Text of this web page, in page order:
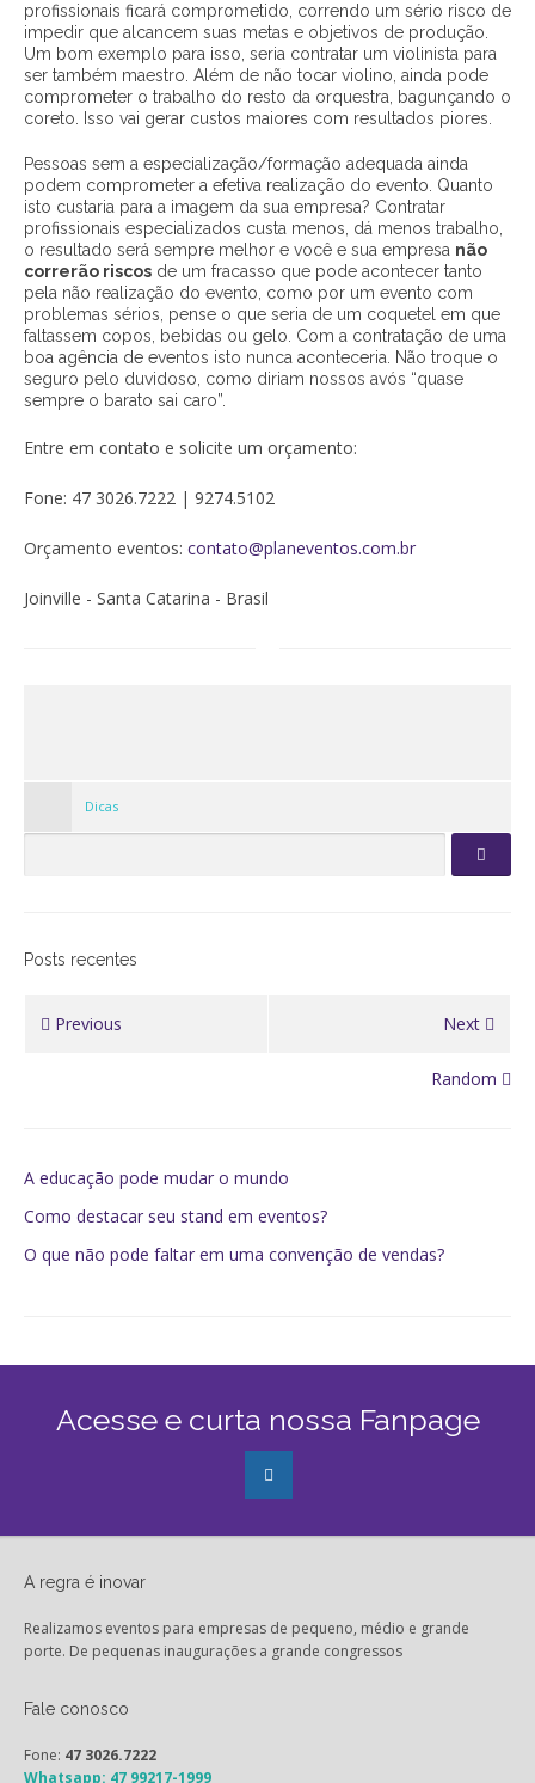
profissionais ficará comprometido, correndo um sério risco de
impedir que alcancem suas metas e objetivos de produção.
Um bom exemplo para isso, seria contratar um violinista para
ser também maestro. Além de não tocar violino, ainda pode
comprometer o trabalho do resto da orquestra, bagunçando o
coreto. Isso vai gerar custos maiores com resultados piores.
Pessoas sem a especialização/formação adequada ainda
podem comprometer a efetiva realização do evento. Quanto
isto custaria para a imagem da sua empresa? Contratar
profissionais especializados custa menos, dá menos trabalho,
o resultado será sempre melhor e você e sua empresa não
correrão riscos de um fracasso que pode acontecer tanto
pela não realização do evento, como por um evento com
problemas sérios, pense o que seria de um coquetel em que
faltassem copos, bebidas ou gelo. Com a contratação de uma
boa agência de eventos isto nunca aconteceria. Não troque o
seguro pelo duvidoso, como diriam nossos avós “quase
sempre o barato sai caro”.
Entre em contato e solicite um orçamento:
Fone: 47 3026.7222 | 9274.5102
Orçamento eventos: contato@planeventos.com.br
Joinville - Santa Catarina - Brasil
Dicas
Posts recentes
Previous Next
Random
A educação pode mudar o mundo
Como destacar seu stand em eventos?
O que não pode faltar em uma convenção de vendas?
Acesse e curta nossa Fanpage
A regra é inovar
Realizamos eventos para empresas de pequeno, médio e grande
porte. De pequenas inaugurações a grande congressos
Fale conosco
Fone: 47 3026.7222
Whatsapp: 47 99217-1999